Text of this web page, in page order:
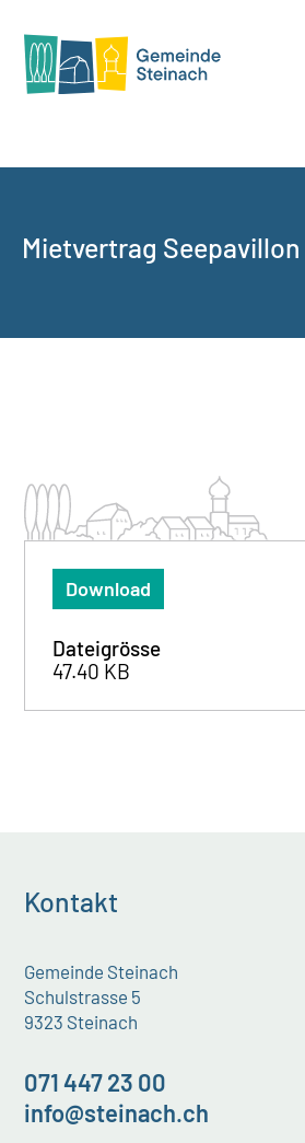
Mietvertrag Seepavillon
Download
Dateigrösse
47.40 KB
Kontakt
Gemeinde Steinach
Schulstrasse 5
9323 Steinach
071 447 23 00
info@steinach.ch